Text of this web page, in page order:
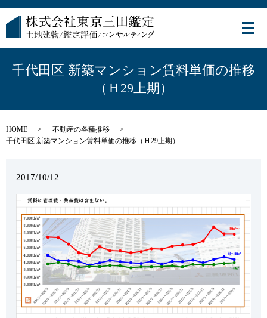
メ
千代田区 新築マンション賃料単価の推移
（Ｈ29上期）
HOME
不動産の各種推移
千代田区 新築マンション賃料単価の推移（Ｈ29上期）
2017/10/12